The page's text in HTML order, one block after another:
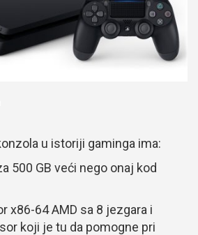
u istoriji gaminga ima:
500 GB veći nego onaj kod
x86-64 AMD sa 8 jezgara i
koji je tu da pomogne pri